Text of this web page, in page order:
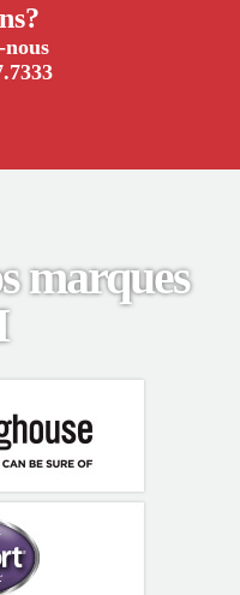
nous
marques